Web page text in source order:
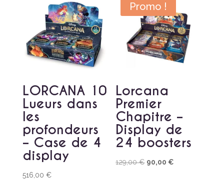
LORCANA 10
Lueurs dans
les
profondeurs
– Case de 4
display
516,00 €
Promo !
Lorcana
Premier
Chapitre –
Display de
24 boosters
129,00€ Le
90,00 €